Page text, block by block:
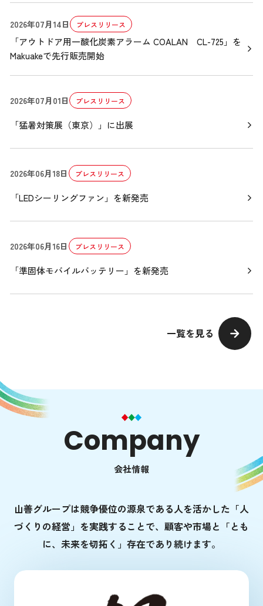
2026年07月14日 プレスリリース
「アウトドア用一酸化炭素アラーム COALAN CL-725」を
Makuakeで先行販売開始
2026年07月01日 プレスリリース
「猛暑対策展（東京）」に出展
2026年06月18日 プレスリリース
「LEDシーリングファン」を新発売
2026年06月16日 プレスリリース
「準固体モバイルバッテリー」を新発売
一覧を見る
Company
会社情報
山善グループは競争優位の源泉である人を活かした「人
づくりの経営」を実践することで、顧客や市場と「とも
に、未来を切拓く」存在であり続けます。